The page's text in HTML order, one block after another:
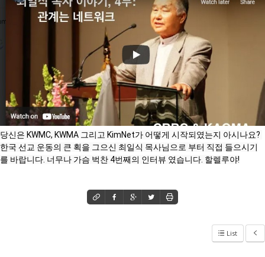
당신은 KWMC, KWMA 그리고 KimNet가 어떻게 시작되였는지 아시나요?
한국 선교 운동의 큰 획을 그으신 최일식 목사님으로 부터 직접 들으시기
를 바랍니다. 너무나 가슴 벅찬 4번째의 인터뷰 였습니다. 할렐루야!
List